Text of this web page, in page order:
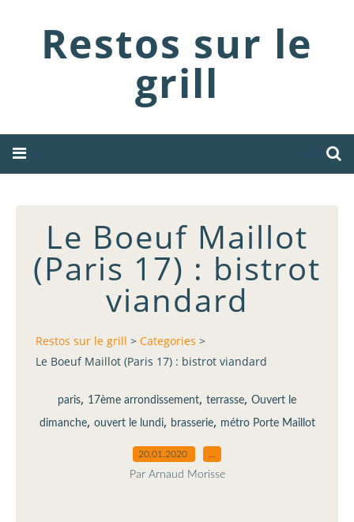
Restos sur le
grill
Le Boeuf Maillot
(Paris 17) : bistrot
viandard
Restos sur le grill > Categories >
Le Boeuf Maillot (Paris 17) : bistrot viandard
paris, 17ème arrondissement, terrasse, Ouvert le
dimanche, ouvert le lundi, brasserie, métro Porte Maillot
20.01.2020
Par Arnaud Morisse